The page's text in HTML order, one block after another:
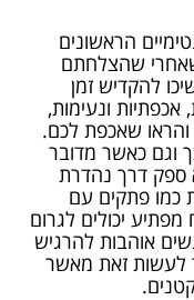
הראשונים
שהצלחתם
להקדיש זמן
ונעימות,
שאכפת לכם.
וגם כאשר מדובר
ספק דרך נהדרת
כמו פתקים עם
יכולים לגרום
אוהבות להרגיש
לעשות זאת מאשר